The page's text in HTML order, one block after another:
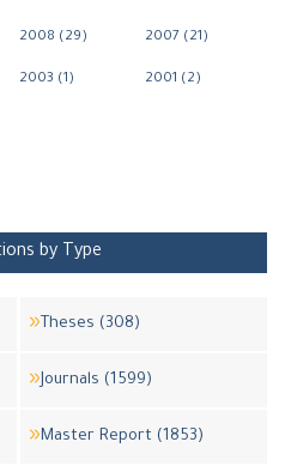
2008 (29) 2007 (21)
2003 (1) 2001 (2)
by Type
Theses (308)
Journals (1599)
Master Report (1853)